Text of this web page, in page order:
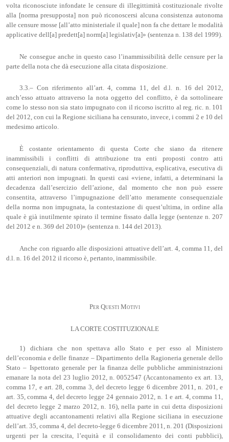
volta riconosciute infondate le censure di illegittimità costituzionale rivolte
alla [norma presupposta] non può riconoscersi alcuna consistenza autonoma
alle censure mosse [all’atto ministeriale il quale] non fa che dettare le modalità
applicative dell[a] predett[a] norm[a] legislativ[a]» (sentenza n. 138 del 1999).
Ne consegue anche in questo caso l’inammissibilità delle censure per la
parte della nota che dà esecuzione alla citata disposizione.
3.3.– Con riferimento all’art. 4, comma 11, del d.l. n. 16 del 2012,
anch’esso attuato attraverso la nota oggetto del conflitto, è da sottolineare
come lo stesso non sia stato impugnato con il ricorso iscritto al reg. ric. n. 101
del 2012, con cui la Regione siciliana ha censurato, invece, i commi 2 e 10 del
medesimo articolo.
È costante orientamento di questa Corte che siano da ritenere
inammissibili i conflitti di attribuzione tra enti proposti contro atti
consequenziali, di natura confermativa, riproduttiva, esplicativa, esecutiva di
atti anteriori non impugnati. In questi casi «viene, infatti, a determinarsi la
decadenza dall’esercizio dell’azione, dal momento che non può essere
consentita, attraverso l’impugnazione dell’atto meramente consequenziale
della norma non impugnata, la contestazione di quest’ultima, in ordine alla
quale è già inutilmente spirato il termine fissato dalla legge (sentenze n. 207
del 2012 e n. 369 del 2010)» (sentenza n. 144 del 2013).
Anche con riguardo alle disposizioni attuative dell’art. 4, comma 11, del
d.l. n. 16 del 2012 il ricorso è, pertanto, inammissibile.
Per Questi Motivi
LA CORTE COSTITUZIONALE
1) dichiara che non spettava allo Stato e per esso al Ministero
dell’economia e delle finanze – Dipartimento della Ragioneria generale dello
Stato – Ispettorato generale per la finanza delle pubbliche amministrazioni
emanare la nota del 23 luglio 2012, n. 0052547 (Accantonamento ex art. 13,
comma 17, e art. 28, comma 3, del decreto legge 6 dicembre 2011, n. 201, e
art. 35, comma 4, del decreto legge 24 gennaio 2012, n. 1 e art. 4, comma 11,
del decreto legge 2 marzo 2012, n. 16), nella parte in cui detta disposizioni
attuative degli accantonamenti relativi alla Regione siciliana in esecuzione
dell’art. 35, comma 4, del decreto-legge 6 dicembre 2011, n. 201 (Disposizioni
urgenti per la crescita, l’equità e il consolidamento dei conti pubblici),